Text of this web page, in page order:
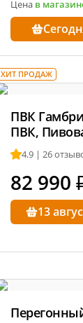
Цена в
ХИТ ПРОДАЖ
ПВК
ПВК,
4.9 | 26
82 990
13